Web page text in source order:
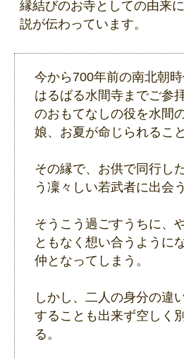
縁結びのお寺としての由来
説が伝わっています。
今から700年前の南北朝
はるばる水間寺までご参
のおもてなしの役を水間
娘、お夏が命じられるこ
その縁で、お供で同行し
う凜々しい若武者に出会う
そうこう過ごすうちに、
ともなく想い合うように
仲となってしまう。
しかし、二人の身分の違
することも出来ず空しく
る。